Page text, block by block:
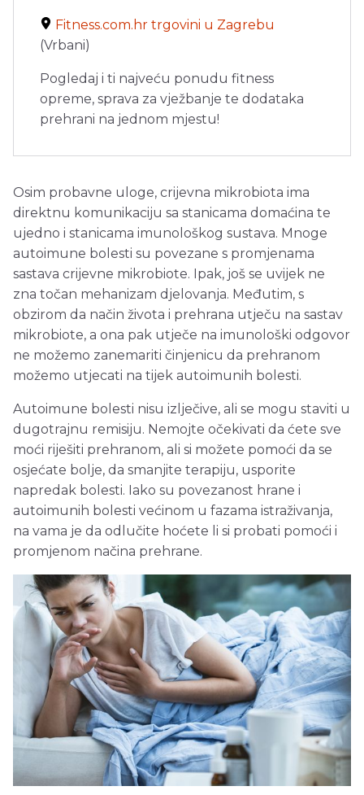
Fitness.com.hr trgovini u Zagrebu
(Vrbani)
Pogledaj i ti najveću ponudu fitness
opreme, sprava za vježbanje te dodataka
prehrani na jednom mjestu!
Osim probavne uloge, crijevna mikrobiota ima
direktnu komunikaciju sa stanicama domaćina te
ujedno i stanicama imunološkog sustava. Mnoge
autoimune bolesti su povezane s promjenama
sastava crijevne mikrobiote. Ipak, još se uvijek ne
zna točan mehanizam djelovanja. Međutim, s
obzirom da način života i prehrana utječu na sastav
mikrobiote, a ona pak utječe na imunološki odgovor
ne možemo zanemariti činjenicu da prehranom
možemo utjecati na tijek autoimunih bolesti.
Autoimune bolesti nisu izlječive, ali se mogu staviti u
dugotrajnu remisiju. Nemojte očekivati da ćete sve
moći riješiti prehranom, ali si možete pomoći da se
osjećate bolje, da smanjite terapiju, usporite
napredak bolesti. Iako su povezanost hrane i
autoimunih bolesti većinom u fazama istraživanja,
na vama je da odlučite hoćete li si probati pomoći i
promjenom načina prehrane.